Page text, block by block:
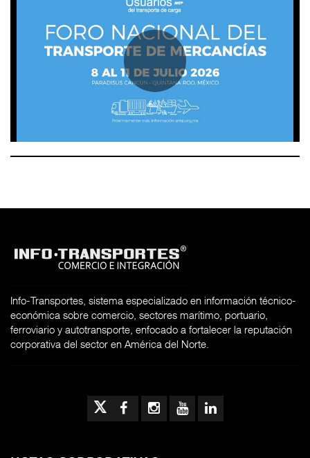
Info-Transportes, sistema especializado en información técnico-
económica sobre comercio, sectores marítimo, portuario,
ferroviario y autotransporte, enfocado a fortalecer la reputación
corporativa del sector en América del Norte.